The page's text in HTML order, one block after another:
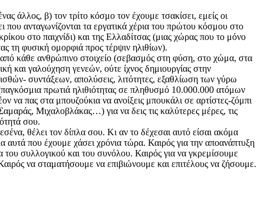
άλλος, β) τον τρίτο κόσμο τον έχουμε τσακίσει, εμείς οι
ανταγωνίζονται τα εργατικά χέρια του πρώτου κόσμου στο
στο παιχνίδι) και της Ελλαδίτσας (μιας χώρας που το μόνο
τη φυσική ομορφιά προς τέρψιν ηλιθίων).
κάθε ανθρώπινο στοιχείο (σεβασμός στη φύση, στο χώμα, στα
και γαλούχηση γενεών, ούτε ίχνος δημιουργίας στην
συντάξεων, απολύσεις, λιτότητες, εξαθλίωση των γύρω
πρωτιά ηλιθιότητας σε πληθυσμό 10.000.000 ατόμων
να πας στα μπουζούκια να ανοίξεις μπουκάλι σε αρτίστες-ζόμπι
Μιχαλοβλάκας…) για να δεις τις καλύτερες μέρες, τις
σου.
θέλει τον δίπλα σου. Κι αν το δέχεσαι αυτό είσαι ακόμα
που έχουμε χάσει χρόνια τώρα. Καιρός για την αποανάπτυξη
συλλογικού και του συνόλου. Καιρός για να γκρεμίσουμε
να σταματήσουμε να επιβιώνουμε και επιτέλους να ζήσουμε.